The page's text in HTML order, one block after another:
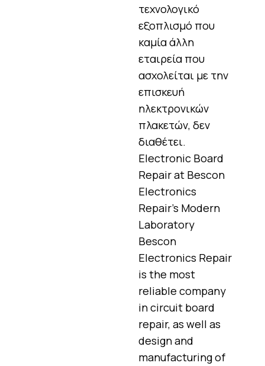
τεχνολογικό
εξοπλισμό που
καμία άλλη
εταιρεία που
ασχολείται με την
επισκευή
ηλεκτρονικών
πλακετών, δεν
διαθέτει.
Electronic Board
Repair at Bescon
Electronics
Repair’s Modern
Laboratory
Bescon
Electronics Repair
is the most
reliable company
in circuit board
repair, as well as
design and
manufacturing of